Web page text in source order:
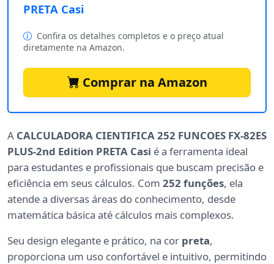
PRETA Casi
Confira os detalhes completos e o preço atual
diretamente na Amazon.
Comprar na Amazon
A CALCULADORA CIENTIFICA 252 FUNCOES FX-82ES
PLUS-2nd Edition PRETA Casi é a ferramenta ideal
para estudantes e profissionais que buscam precisão e
eficiência em seus cálculos. Com 252 funções, ela
atende a diversas áreas do conhecimento, desde
matemática básica até cálculos mais complexos.
Seu design elegante e prático, na cor preta,
proporciona um uso confortável e intuitivo, permitindo